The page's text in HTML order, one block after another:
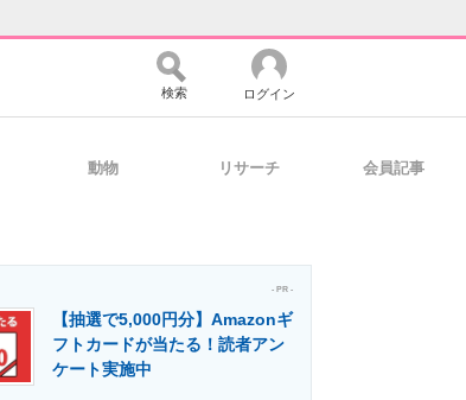
マーケ×ITの今がよく分かる
検索 ログイン
動物 リサーチ 会員記事
- PR -
【抽選で5,000円分】Amazonギ
フトカードが当たる！読者アン
ケート実施中